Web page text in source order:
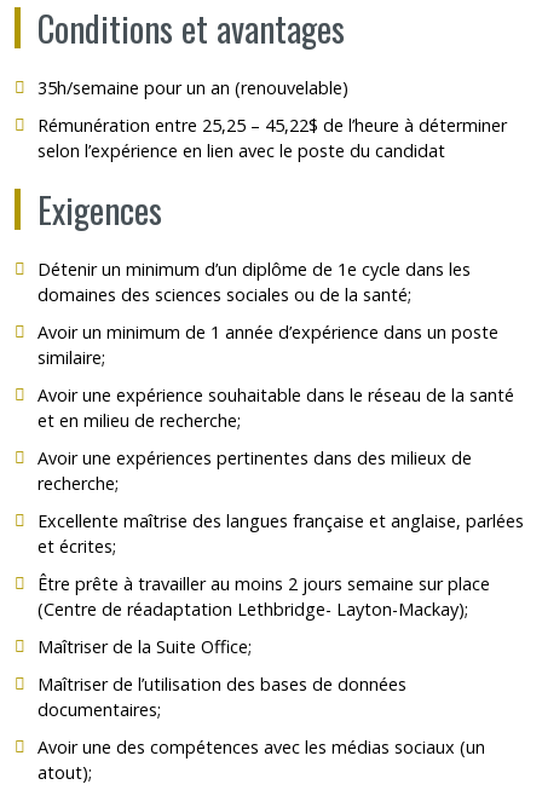
Conditions et avantages
35h/semaine pour un an (renouvelable)
Rémunération entre 25,25 – 45,22$ de l’heure à déterminer
selon l’expérience en lien avec le poste du candidat
Exigences
Détenir un minimum d’un diplôme de 1e cycle dans les
domaines des sciences sociales ou de la santé;
Avoir un minimum de 1 année d’expérience dans un poste
similaire;
Avoir une expérience souhaitable dans le réseau de la santé
et en milieu de recherche;
Avoir une expériences pertinentes dans des milieux de
recherche;
Excellente maîtrise des langues française et anglaise, parlées
et écrites;
Être prête à travailler au moins 2 jours semaine sur place
(Centre de réadaptation Lethbridge- Layton-Mackay);
Maîtriser de la Suite Office;
Maîtriser de l’utilisation des bases de données
documentaires;
Avoir une des compétences avec les médias sociaux (un
atout);